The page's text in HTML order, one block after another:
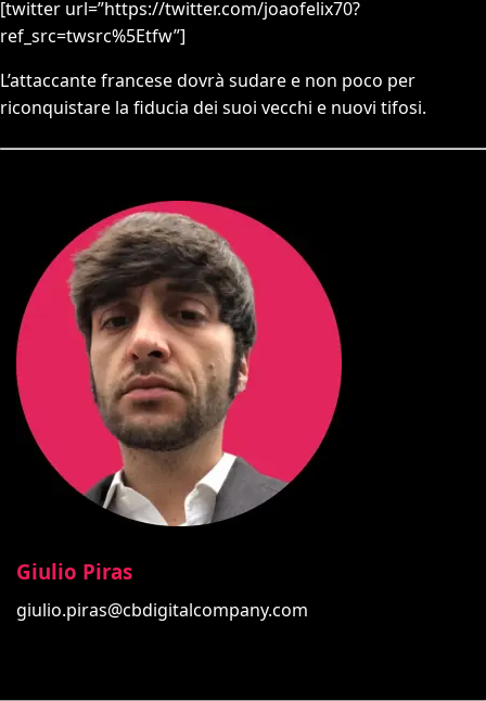
[twitter url=”https://twitter.com/joaofelix70?
ref_src=twsrc%5Etfw”]
L’attaccante francese dovrà sudare e non poco per
riconquistare la fiducia dei suoi vecchi e nuovi tifosi.
Giulio Piras
giulio.piras@cbdigitalcompany.com